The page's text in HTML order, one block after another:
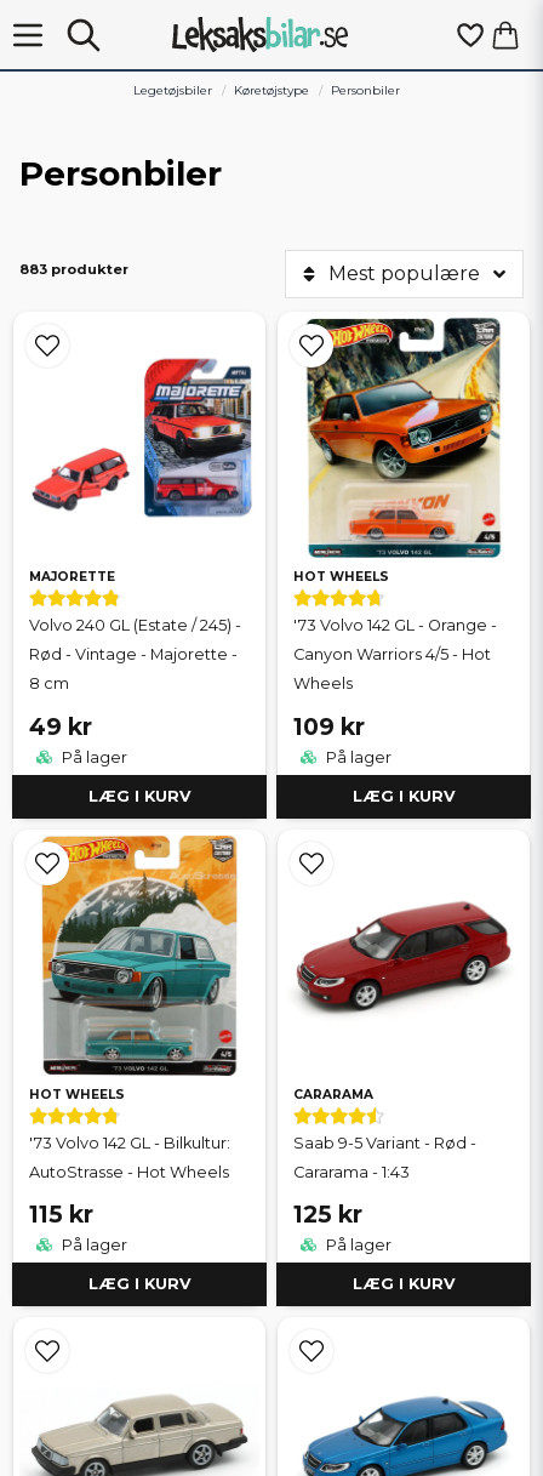
Legetøjsbiler Køretøjstype Personbiler
Personbiler
883 produkter Mest populære
MAJORETTE
Volvo 240 GL (Estate / 245) -
Rød - Vintage - Majorette -
8 cm
49 kr
På lager
LÆG I KURV
HOT WHEELS
'73 Volvo 142 GL - Orange -
Canyon Warriors 4/5 - Hot
Wheels
109 kr
På lager
LÆG I KURV
HOT WHEELS
'73 Volvo 142 GL - Bilkultur:
AutoStrasse - Hot Wheels
115 kr
På lager
LÆG I KURV
CARARAMA
Saab 9-5 Variant - Rød -
Cararama - 1:43
125 kr
På lager
LÆG I KURV